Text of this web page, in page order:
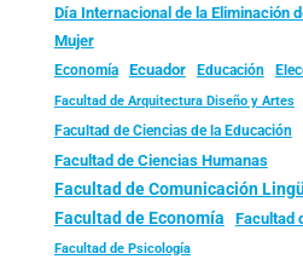
Día Internacional de la Eliminación
Mujer
Economía Ecuador Educación
Facultad de Arquitectura Diseño y Artes
Facultad de Ciencias de la Educación
Facultad de Ciencias Humanas
Facultad de Comunicación
Facultad de Economía Facultad
Facultad de Psicología